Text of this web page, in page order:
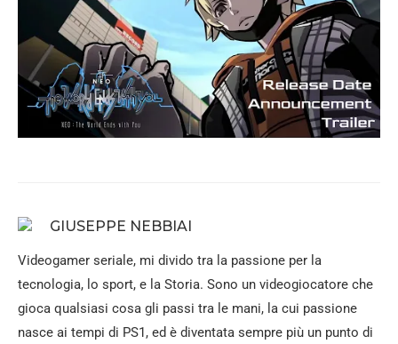
GIUSEPPE NEBBIAI
Videogamer seriale, mi divido tra la passione per la
tecnologia, lo sport, e la Storia. Sono un videogiocatore che
gioca qualsiasi cosa gli passi tra le mani, la cui passione
nasce ai tempi di PS1, ed è diventata sempre più un punto di